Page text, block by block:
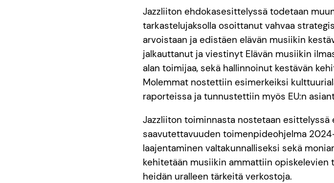
Jazzliiton ehdokasesittelyssä todetaan
tarkastelujaksolla osoittanut vahvaa
arvoistaan ja edistäen elävän musiikin
jalkauttanut ja viestinyt Elävän musiikin
alan toimijaa, sekä hallinnoinut kestävän
Molemmat nostettiin esimerkeiksi
raporteissa ja tunnustettiin myös EU:n
Jazzliiton toiminnasta nostetaan esittelyssä
saavutettavuuden toimenpideohjelma
laajentaminen valtakunnalliseksi sekä
kehitetään musiikin ammattiin
heidän uralleen tärkeitä verkostoja.